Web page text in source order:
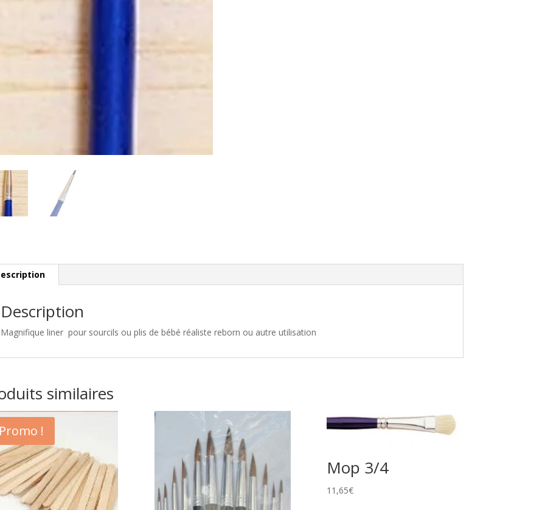
Description
Magnifique liner pour sourcils ou plis de bébé réaliste reborn ou autre utilisation
similaires
!
Mop 3/4
11,65€